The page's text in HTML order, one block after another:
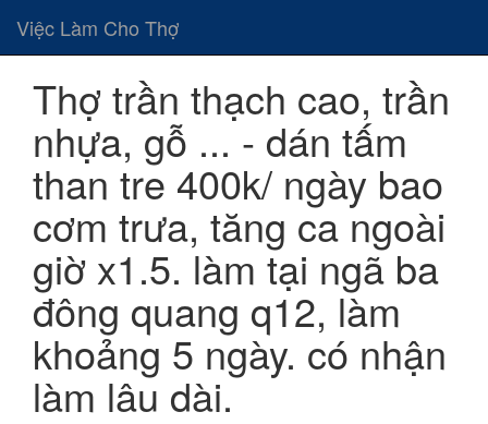
Việc Làm Cho Thợ
Thợ trần thạch cao, trần
nhựa, gỗ ... - dán tấm
than tre 400k/ ngày bao
cơm trưa, tăng ca ngoài
giờ x1.5. làm tại ngã ba
đông quang q12, làm
khoảng 5 ngày. có nhận
làm lâu dài.